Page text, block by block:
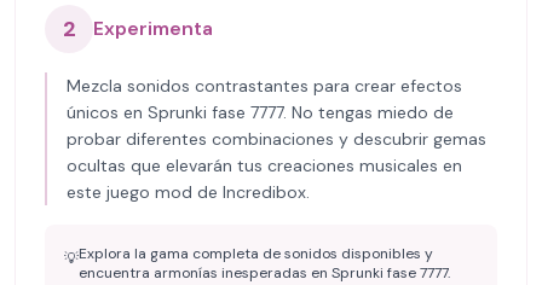
2 Experimenta
Mezcla sonidos contrastantes para crear efectos
únicos en Sprunki fase 7777. No tengas miedo de
probar diferentes combinaciones y descubrir gemas
ocultas que elevarán tus creaciones musicales en
este juego mod de Incredibox.
💡Explora la gama completa de sonidos disponibles y
encuentra armonías inesperadas en Sprunki fase 7777.